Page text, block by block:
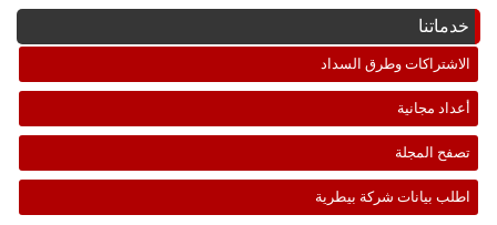
خدماتنا
الاشتراكات وطرق السداد
أعداد مجانية
تصفح المجلة
اطلب بيانات شركة بيطرية